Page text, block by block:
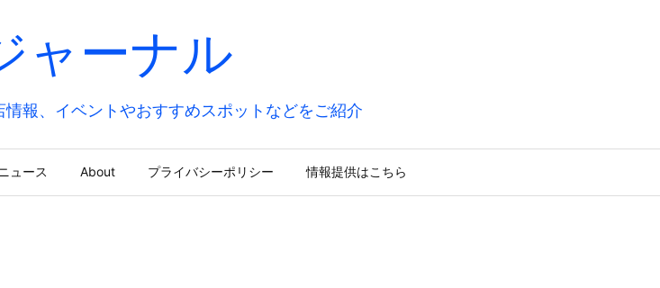
ャーナル
報、イベントやおすすめスポットなどをご紹介
ュース About プライバシーポリシー 情報提供はこちら